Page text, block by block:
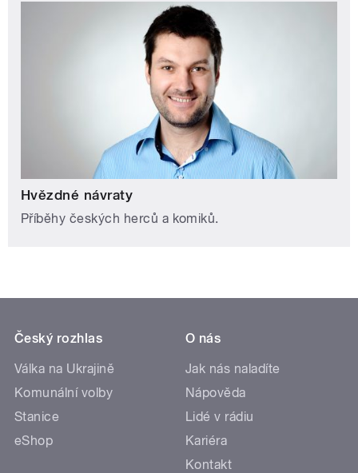
Hvězdné návraty
Příběhy českých herců a komiků.
Český rozhlas
Válka na Ukrajině
Komunální volby
Stanice
eShop
O nás
Jak nás naladíte
Nápověda
Lidé v rádiu
Kariéra
Kontakt